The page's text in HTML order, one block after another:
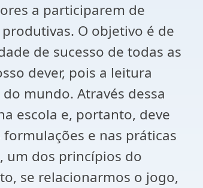
a participarem de
O objetivo é de
de sucesso de todas as
dever, pois a leitura
mundo. Através dessa
escola e, portanto, deve
e nas práticas
um dos princípios do
se relacionarmos o jogo,